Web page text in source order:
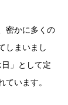
密かに多くの
しまいまし
」として定
ています。